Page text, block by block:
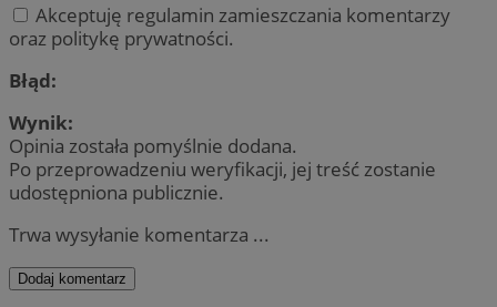
Akceptuję regulamin zamieszczania komentarzy
oraz politykę prywatności.
Błąd:
Wynik:
Opinia została pomyślnie dodana.
Po przeprowadzeniu weryfikacji, jej treść zostanie
udostępniona publicznie.
Trwa wysyłanie komentarza ...
Dodaj komentarz